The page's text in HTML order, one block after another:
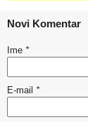
Novi Komentar
Ime *
E-mail *